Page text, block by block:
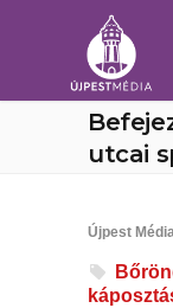
utcai
Újpest